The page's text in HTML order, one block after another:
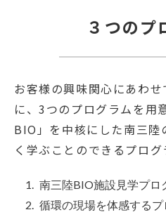
３つのプ
お客様の興味関心にあわ
に、3つのプログラムを用
BIO」を中核にした南三
く学ぶことのできるプログ
1. 南三陸BIO施設見学プロ
2. 循環の現場を体感するプ